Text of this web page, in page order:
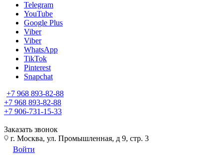
Telegram
YouTube
Google Plus
Viber
Viber
WhatsApp
TikTok
Pinterest
Snapchat
+7 968 893-82-88
+7 968 893-82-88
+7 906-731-15-33
Заказать звонок
г. Москва, ул. Промышленная, д 9, стр. 3
Войти